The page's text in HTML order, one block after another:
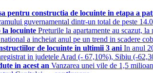
pentru constructia de locuinte in etapa a
guvernamental dintr-un total de peste
la locuinte Preturile la apartamente au scazut,
a incheiat anul pe un trend in scadere
de locuinte in ultimii 3 ani In anul
in judetele Arad (- 67,10%), Sibiu (-
in acest an Vanzarea unei vile de 1,5